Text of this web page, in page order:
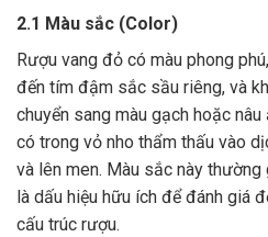
2.1 Màu sắc (Color)
Rượu vang đỏ có màu phong
đến tím đậm sắc sầu riêng, và
chuyển sang màu gạch hoặc
có trong vỏ nho thẩm thấu vào
và lên men. Màu sắc này
là dấu hiệu hữu ích để đánh giá
cấu trúc rượu.